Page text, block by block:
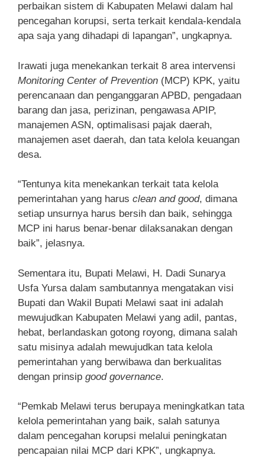
perbaikan sistem di Kabupaten Melawi dalam hal
pencegahan korupsi, serta terkait kendala-kendala
apa saja yang dihadapi di lapangan”, ungkapnya.
Irawati juga menekankan terkait 8 area intervensi
Monitoring Center of Prevention (MCP) KPK, yaitu
perencanaan dan penganggaran APBD, pengadaan
barang dan jasa, perizinan, pengawasa APIP,
manajemen ASN, optimalisasi pajak daerah,
manajemen aset daerah, dan tata kelola keuangan
desa.
“Tentunya kita menekankan terkait tata kelola
pemerintahan yang harus clean and good, dimana
setiap unsurnya harus bersih dan baik, sehingga
MCP ini harus benar-benar dilaksanakan dengan
baik”, jelasnya.
Sementara itu, Bupati Melawi, H. Dadi Sunarya
Usfa Yursa dalam sambutannya mengatakan visi
Bupati dan Wakil Bupati Melawi saat ini adalah
mewujudkan Kabupaten Melawi yang adil, pantas,
hebat, berlandaskan gotong royong, dimana salah
satu misinya adalah mewujudkan tata kelola
pemerintahan yang berwibawa dan berkualitas
dengan prinsip good governance.
“Pemkab Melawi terus berupaya meningkatkan tata
kelola pemerintahan yang baik, salah satunya
dalam pencegahan korupsi melalui peningkatan
pencapaian nilai MCP dari KPK”, ungkapnya.